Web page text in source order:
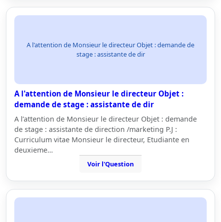
A l'attention de Monsieur le directeur Objet : demande de
stage : assistante de dir
A l'attention de Monsieur le directeur Objet :
demande de stage : assistante de dir
A l’attention de Monsieur le directeur Objet : demande
de stage : assistante de direction /marketing P.J :
Curriculum vitae Monsieur le directeur, Etudiante en
deuxieme…
Voir l'Question